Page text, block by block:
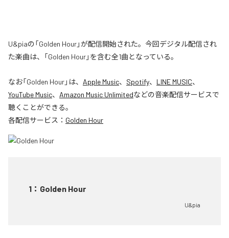
U&piaの「Golden Hour」が配信開始された。今回デジタル配信され
た楽曲は、「Golden Hour」を含む全1曲となっている。
なお「Golden Hour」は、 Apple Music、 Spotify、 LINE MUSIC、
YouTube Music、 Amazon Music Unlimitedなどの音楽配信サービスで
聴くことができる。
各配信サービス： Golden Hour
1 ： Golden Hour
U&pia